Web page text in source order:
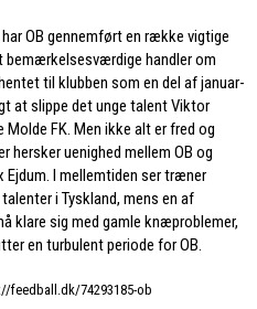
OB gennemført en række vigtige
bemærkelsesværdige handler om
til klubben som en del af januar-
at slippe det unge talent Viktor
Molde FK. Men ikke alt er fred og
hersker uenighed mellem OB og
I mellemtiden ser træner
i Tyskland, mens en af
klare sig med gamle knæproblemer,
en turbulent periode for OB.
feedball.dk/74293185-ob